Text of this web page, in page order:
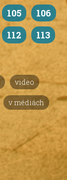
105
106
112 113
video
v médiách